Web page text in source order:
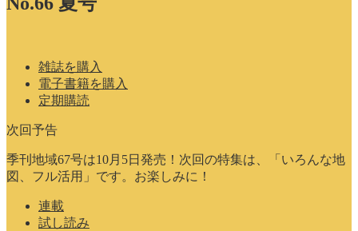
雑誌を購入
電子書籍を購入
定期購読
次回予告
季刊地域67号は10月5日発売！次回の特集は、「いろんな地
図、フル活用」です。お楽しみに！
連載
試し読み